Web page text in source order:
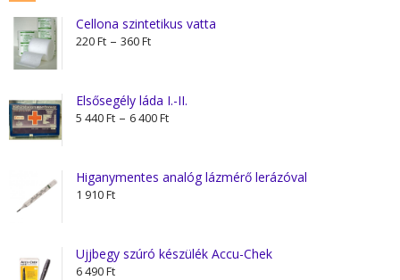
Cellona szintetikus vatta
220Ft – 360FtÁrtartomány:
360 Ft
Elsősegély láda I.-II.
5 440Ft – 6 400FtÁrtartomány:
-
Higanymentes analóg lázmérő lerázóval
1 910Ft
Ujjbegy szúró készülék Accu-Chek
6 490Ft